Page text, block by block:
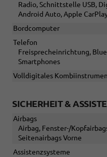
Radio, Schnittstelle USB,
Android Auto, Apple
Bordcomputer
Telefon
Freisprecheinrichtung,
Smartphones
Volldigitales
SICHERHEIT &
Airbags
Airbag, Fenster-/
Seitenairbags Vorne
Assistenzsysteme